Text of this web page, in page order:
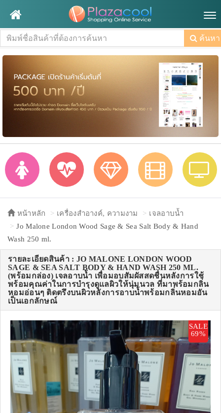
ค้นหา
หน้าหลัก เครื่องสำอางค์, ความงาม
เจลอาบน้ำ
Jo Malone London Wood Sage & Sea Salt Body & Hand
Wash 250 ml.
รายละเอียดสินค้า : JO MALONE LONDON WOOD
SAGE & SEA SALT BODY & HAND WASH 250 ML.
(พร้อมกล่อง) เจลอาบน้ำ เพื่อมอบสัมผัสสดชื่นหลังการใช้
พร้อมคุณค่าในการบำรุงดูแลผิวให้นุ่มนวล ที่มาพร้อมกลิ่น
หอมอ่อนๆ ติดตรึงบนผิวหลังการอาบน้ำพร้อมกลิ่นหอมอัน
เป็นเอกลักษณ์
SALE
69%